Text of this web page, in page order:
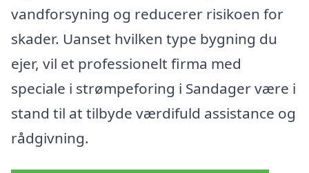
vandforsyning og reducerer risikoen for
skader. Uanset hvilken type bygning du
ejer, vil et professionelt firma med
speciale i strømpeforing i Sandager være i
stand til at tilbyde værdifuld assistance og
rådgivning.